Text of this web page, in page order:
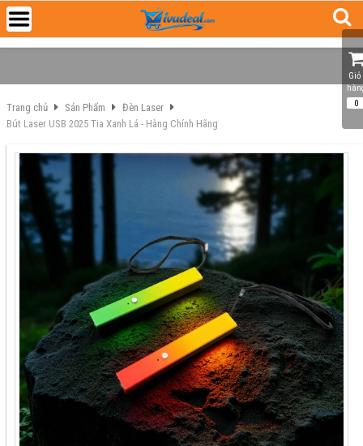
Trang chủ Sản Phẩm
Đèn Laser
Bút Laser USB 2025 Tia Xanh Lá - Hàng Chính Hãng
Giỏ
0